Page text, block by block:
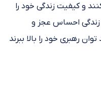
و کیفیت زندگی خود را
زندگی احساس عجز و
رهبری خود را بالا ببرند